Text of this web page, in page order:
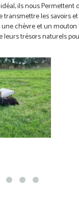
ils nous
les savoirs
chèvre et un mouton
trésors naturels